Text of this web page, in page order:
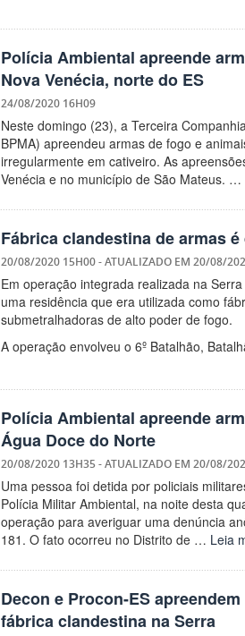
Polícia Ambiental apreende
Nova Venécia, norte do ES
24/08/2020 16H09
Neste domingo (23), a Terceira
BPMA) apreendeu armas de fogo e
irregularmente em cativeiro. As
Venécia e no município de São Mateus. …
Fábrica clandestina de armas
20/08/2020 15H00- ATUALIZADO EM 20/08/
Em operação integrada realizada na
uma residência que era utilizada como
submetralhadoras de alto poder de fogo.
A operação envolveu o 6º Batalhão,
Polícia Ambiental apreende
Água Doce do Norte
20/08/2020 13H35- ATUALIZADO EM 20/08/
Uma pessoa foi detida por policiais
Polícia Militar Ambiental, na noite desta
operação para averiguar uma denúncia
181. O fato ocorreu no Distrito de … Leia
Decon e Procon-ES
fábrica clandestina na Serra